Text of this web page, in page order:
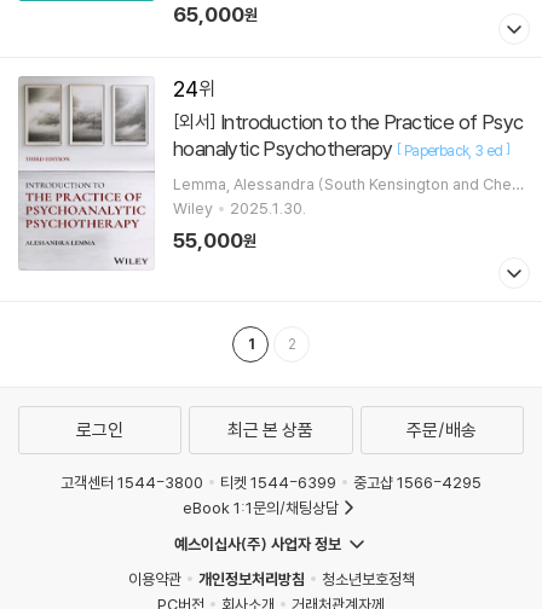
65,000원
24
[외서]
hoanalytic Psychotherapy [ Paperback 3 ed ]
Lemma, Alessandra (South Kensington and Chels
ea Mental Health Centre, London)
Wiley 2025.1.30.
55,000원
1 2
로그인 최근 본 상품 주문/배송
고객센터 1544-3800 티켓 1544-6399
중고샵 1566-4295
eBook 1:1문의/채팅상담
예스이십사(주) 사업자 정보
이용약관
개인정보처리방침
청소년보호정책
PC버전
회사소개 거래처관계자께